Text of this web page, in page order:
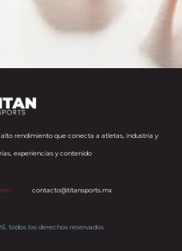
rendimiento que conecta a atletas, industria y
experiencias y contenido
contacto@titansports.mx
todos los derechos reservados